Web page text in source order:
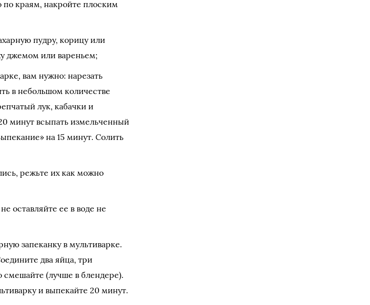
по краям, накройте плоским
пудру, корицу или
джемом или вареньем;
вам нужно: нарезать
в небольшом количестве
лук, кабачки и
минут всыпать измельченный
на 15 минут. Солить
режьте их как можно
оставляйте ее в воде не
запеканку в мультиварке.
два яйца, три
(лучше в блендере).
и выпекайте 20 минут.